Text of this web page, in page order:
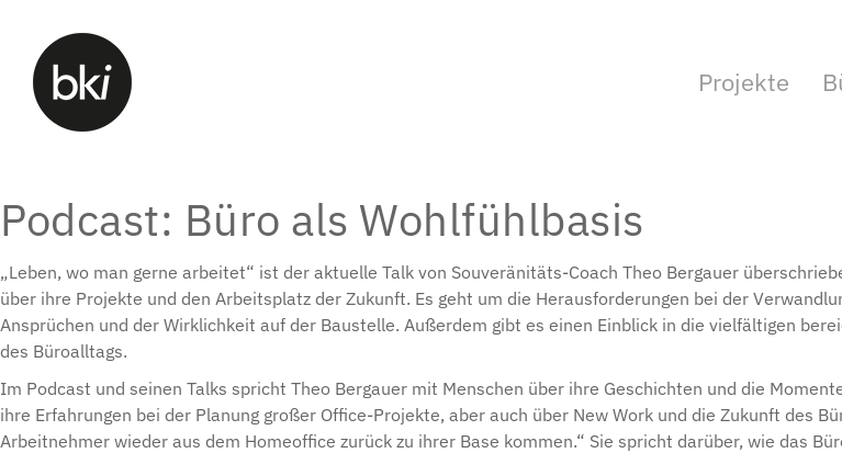
Projekte
Podcast: Büro als Wohlfühlbasis
„Leben, wo man gerne arbeitet“ ist der aktuelle Talk von Souveränitäts-Coach Theo Bergauer
über ihre Projekte und den Arbeitsplatz der Zukunft. Es geht um die Herausforderungen bei der
Ansprüchen und der Wirklichkeit auf der Baustelle. Außerdem gibt es einen Einblick in die vielfältigen
des Büroalltags.
Im Podcast und seinen Talks spricht Theo Bergauer mit Menschen über ihre Geschichten und die
ihre Erfahrungen bei der Planung großer Office-Projekte, aber auch über New Work und die Zukunft des
Arbeitnehmer wieder aus dem Homeoffice zurück zu ihrer Base kommen.“ Sie spricht darüber, wie das